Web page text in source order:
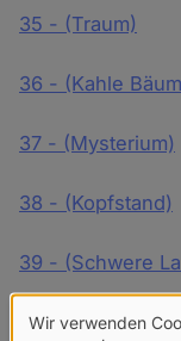
35 - (Traum)
36 - (Kahle
37 - (Mysterium)
38 - (Kopfstand)
39 - (Schwere
40 -
Wir verwenden